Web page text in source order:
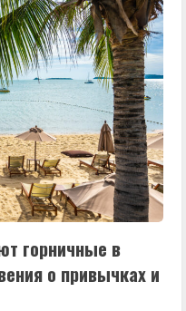
горничные в
о привычках и